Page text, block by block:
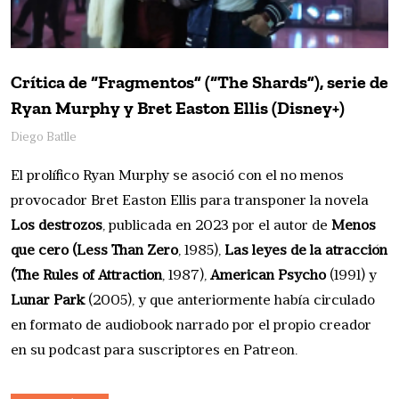
Crítica de “Fragmentos” (“The Shards”), serie de
Ryan Murphy y Bret Easton Ellis (Disney+)
Diego Batlle
El prolífico Ryan Murphy se asoció con el no menos
provocador Bret Easton Ellis para transponer la novela
Los destrozos, publicada en 2023 por el autor de Menos
que cero (Less Than Zero, 1985), Las leyes de la atracción
(The Rules of Attraction, 1987), American Psycho(1991) y
Lunar Park(2005), y que anteriormente había circulado
en formato de audiobook narrado por el propio creador
en su podcast para suscriptores en Patreon.